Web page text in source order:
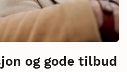
og gode tilbud